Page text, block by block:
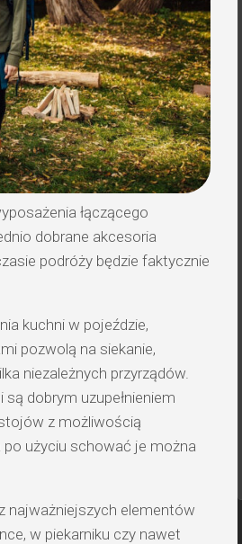
łączącego
dobrane akcesoria
podróży będzie faktycznie
kuchni w pojeździe,
pozwolą na siekanie,
niezależnych przyrządów.
dobrym uzupełnieniem
z możliwością
po użyciu schować je można
najważniejszych elementów
w piekarniku czy nawet